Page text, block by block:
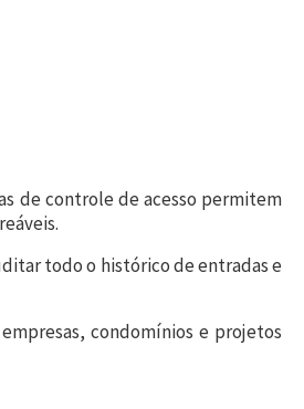
de controle de acesso permitem
todo o histórico de entradas e
condomínios e projetos